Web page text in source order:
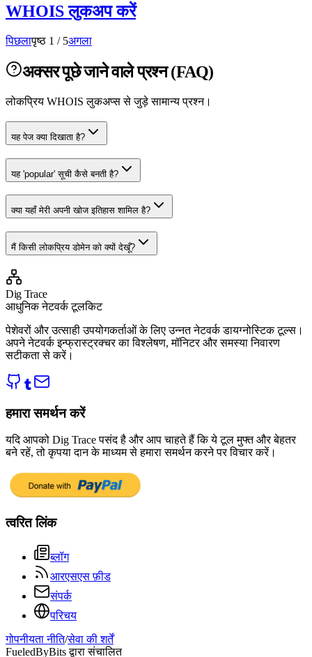
WHOIS लुकअप करें
पिछलापृष्ठ 1 / 5अगला
अक्सर पूछे जाने वाले प्रश्न (FAQ)
लोकप्रिय WHOIS लुकअप्स से जुड़े सामान्य प्रश्न।
यह पेज क्या दिखाता है?
यह 'popular' सूची कैसे बनती है?
क्या यहाँ मेरी अपनी खोज इतिहास शामिल है?
मैं किसी लोकप्रिय डोमेन को क्यों देखूँ?
Dig Trace
आधुनिक नेटवर्क टूलकिट
पेशेवरों और उत्साही उपयोगकर्ताओं के लिए उन्नत नेटवर्क डायग्नोस्टिक टूल्स।
अपने नेटवर्क इन्फ्रास्ट्रक्चर का विश्लेषण, मॉनिटर और समस्या निवारण
सटीकता से करें।
हमारा समर्थन करें
यदि आपको Dig Trace पसंद है और आप चाहते हैं कि ये टूल मुफ्त और बेहतर
बने रहें, तो कृपया दान के माध्यम से हमारा समर्थन करने पर विचार करें।
त्वरित लिंक
ब्लॉग
आरएसएस फ़ीड
संपर्क
परिचय
गोपनीयता नीति/सेवा की शर्तें
FueledByBits द्वारा संचालित